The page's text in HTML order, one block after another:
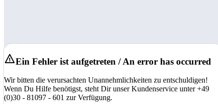
Ein Fehler ist aufgetreten / An error has occurred
Wir bitten die verursachten Unannehmlichkeiten zu entschuldigen!
Wenn Du Hilfe benötigst, steht Dir unser Kundenservice unter +49
(0)30 - 81097 - 601 zur Verfügung.